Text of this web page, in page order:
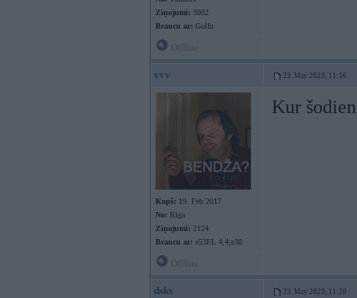
Ziņojumi: 3002
Braucu ar: Golfu
vvv 23. May 2023, 11:16
Kopš: 19. Feb 2017
No: Rīga
Ziņojumi: 2124
Braucu ar: e53FL 4,4;e38
Kur
dsks 23. May 2023, 11:20